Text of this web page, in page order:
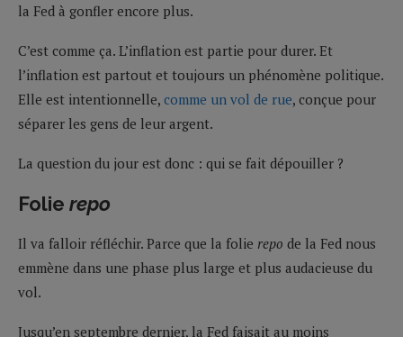
la Fed à gonfler encore plus.
C’est comme ça. L’inflation est partie pour durer. Et
l’inflation est partout et toujours un phénomène politique.
Elle est intentionnelle, comme un vol de rue, conçue pour
séparer les gens de leur argent.
La question du jour est donc : qui se fait dépouiller ?
Folie repo
Il va falloir réfléchir. Parce que la folie repo de la Fed nous
emmène dans une phase plus large et plus audacieuse du
vol.
Jusqu’en septembre dernier, la Fed faisait au moins